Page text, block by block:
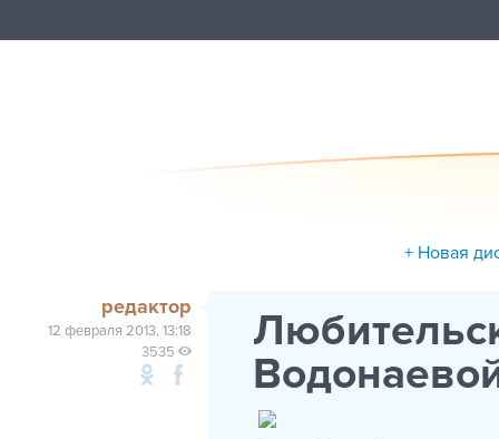
+ Новая
редактор
12 февраля 2013, 13:18
3535